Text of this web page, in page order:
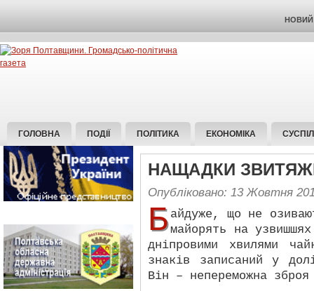
НОВИЙ
ГОЛОВНА ПОДІЇ ПОЛІТИКА ЕКОНОМІКА
НАЩАДКИ
Опубліковано: 13 Жовтня
Б айдуже, що не
майорять на
дніпровими хвилями
знаків записаний у
Він – непереможна